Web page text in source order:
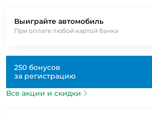
Выиграйте автомобиль
При оплате любой картой банка
250 бонусов
за регистрацию
Все акции и скидки